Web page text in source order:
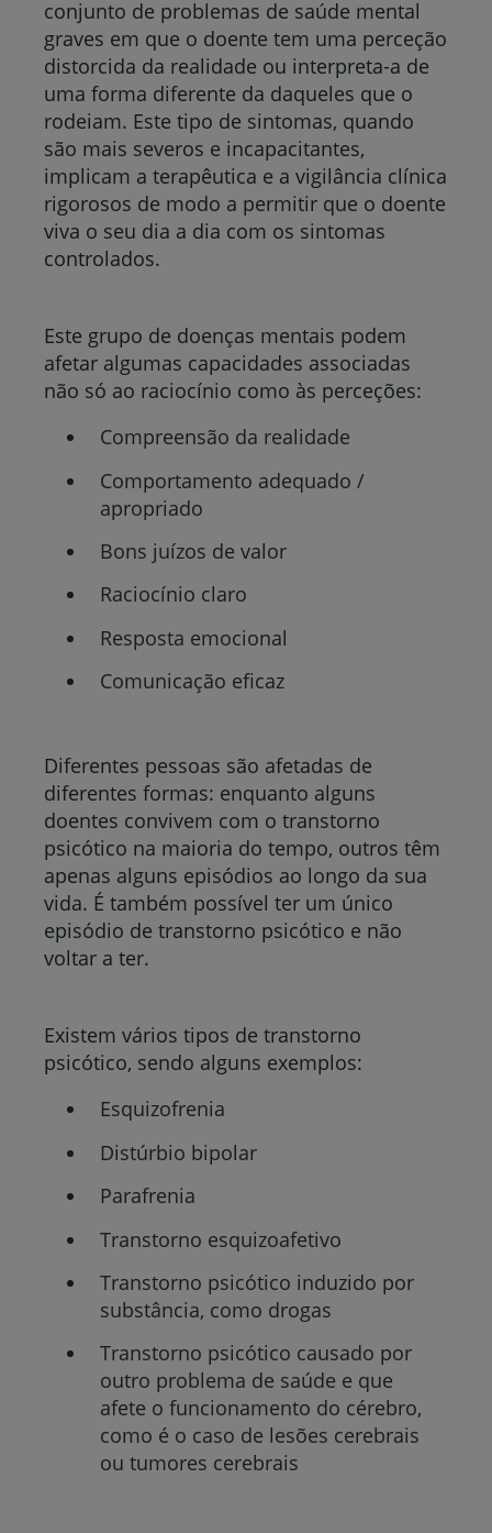
conjunto de problemas de saúde mental
graves em que o doente tem uma perceção
distorcida da realidade ou interpreta-a de
uma forma diferente da daqueles que o
rodeiam. Este tipo de sintomas, quando
são mais severos e incapacitantes,
implicam a terapêutica e a vigilância clínica
rigorosos de modo a permitir que o doente
viva o seu dia a dia com os sintomas
controlados.
Este grupo de doenças mentais podem
afetar algumas capacidades associadas
não só ao raciocínio como às perceções:
Compreensão da realidade
Comportamento adequado /
apropriado
Bons juízos de valor
Raciocínio claro
Resposta emocional
Comunicação eficaz
Diferentes pessoas são afetadas de
diferentes formas: enquanto alguns
doentes convivem com o transtorno
psicótico na maioria do tempo, outros têm
apenas alguns episódios ao longo da sua
vida. É também possível ter um único
episódio de transtorno psicótico e não
voltar a ter.
Existem vários tipos de transtorno
psicótico, sendo alguns exemplos:
Esquizofrenia
Distúrbio bipolar
Parafrenia
Transtorno esquizoafetivo
Transtorno psicótico induzido por
substância, como drogas
Transtorno psicótico causado por
outro problema de saúde e que
afete o funcionamento do cérebro,
como é o caso de lesões cerebrais
ou tumores cerebrais